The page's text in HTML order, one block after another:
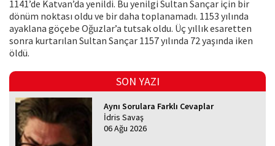
1141’de Katvan’da yenildi. Bu yenilgi Sultan Sançar için bir
dönüm noktası oldu ve bir daha toplanamadı. 1153 yılında
ayaklana göçebe Oğuzlar’a tutsak oldu. Üç yıllık esaretten
sonra kurtarılan Sultan Sançar 1157 yılında 72 yaşında iken
öldü.
SON YAZI
Aynı Sorulara Farklı Cevaplar
İdris Savaş
06 Ağu 2026